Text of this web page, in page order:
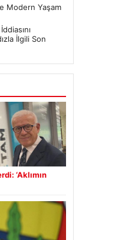
Modern Yaşam
İlgili Son
‘Aklımın